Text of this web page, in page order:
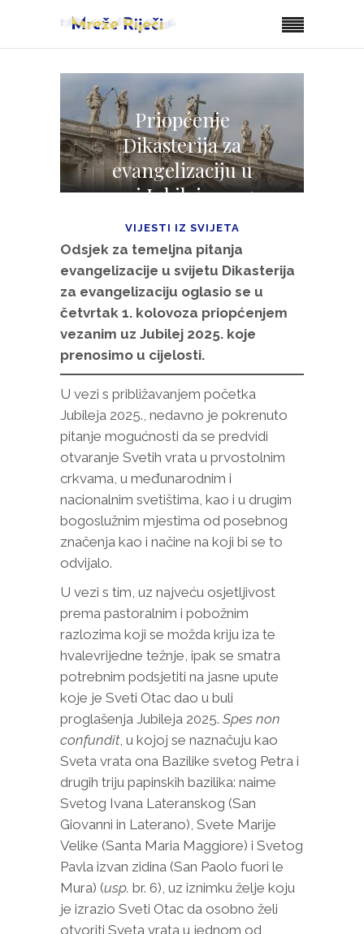
Priopćenje
Dikasterija za
evangelizaciju u
vezi Jubileja 2025.
VIJESTI IZ SVIJETA
Odsjek za temeljna pitanja
evangelizacije u svijetu Dikasterija
za evangelizaciju oglasio se u
četvrtak 1. kolovoza priopćenjem
vezanim uz Jubilej 2025. koje
prenosimo u cijelosti.
U vezi s približavanjem početka
Jubileja 2025., nedavno je pokrenuto
pitanje mogućnosti da se predvidi
otvaranje Svetih vrata u prvostolnim
crkvama, u međunarodnim i
nacionalnim svetištima, kao i u drugim
bogoslužnim mjestima od posebnog
značenja kao i načine na koji bi se to
odvijalo.
U vezi s tim, uz najveću osjetljivost
prema pastoralnim i pobožnim
razlozima koji se možda kriju iza te
hvalevrijedne težnje, ipak se smatra
potrebnim podsjetiti na jasne upute
koje je Sveti Otac dao u buli
proglašenja Jubileja 2025. Spes non
confundit, u kojoj se naznačuju kao
Sveta vrata ona Bazilike svetog Petra i
drugih triju papinskih bazilika: naime
Svetog Ivana Lateranskog (San
Giovanni in Laterano), Svete Marije
Velike (Santa Maria Maggiore) i Svetog
Pavla izvan zidina (San Paolo fuori le
Mura) (usp. br. 6), uz iznimku želje koju
je izrazio Sveti Otac da osobno želi
otvoriti Sveta vrata u jednom od